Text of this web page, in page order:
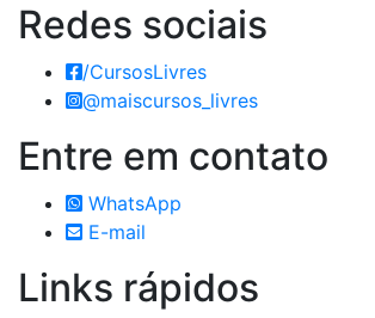
Redes sociais
/CursosLivres
@maiscursos_livres
Entre em contato
WhatsApp
E-mail
Links rápidos